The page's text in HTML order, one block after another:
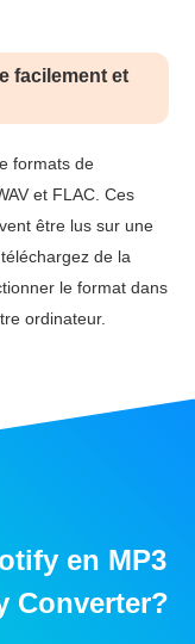
facilement et
formats de
et FLAC. Ces
être lus sur une
de la
le format dans
ordinateur.
en MP3
Converter?